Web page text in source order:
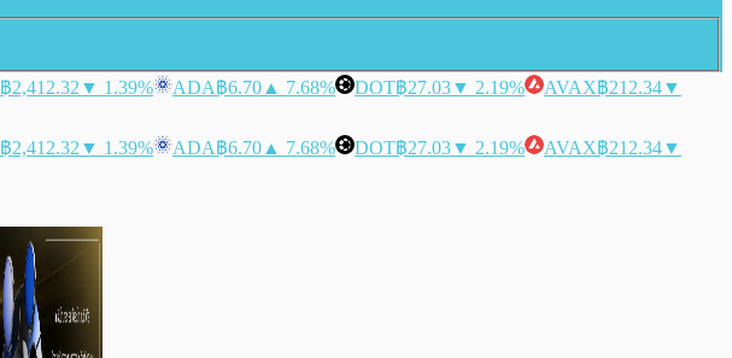
฿2,412.32 ▼ 1.39% ADA฿6.70 ▲ 7.68% DOT฿27.03▼ 2.19% AVAX฿212.34▼
฿2,412.32 ▼ 1.39% ADA฿6.70 ▲ 7.68% DOT฿27.03▼ 2.19% AVAX฿212.34▼